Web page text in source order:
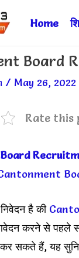
Home
Board
/ May 26, 2022
Rate this
निवेदन है की
करने से पहले
सकते हैं, यह